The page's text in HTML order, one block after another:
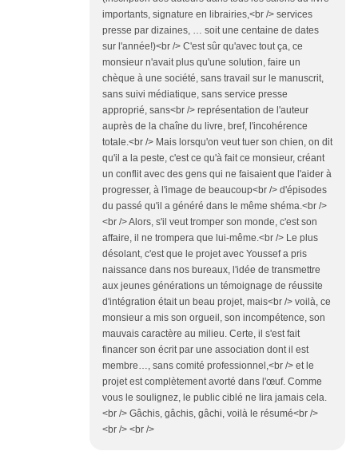
importants, signature en librairies,<br /> services
presse par dizaines, … soit une centaine de dates
sur l'année!)<br /> C'est sûr qu'avec tout ça, ce
monsieur n'avait plus qu'une solution, faire un
chèque à une société, sans travail sur le manuscrit,
sans suivi médiatique, sans service presse
approprié, sans<br /> représentation de l'auteur
auprès de la chaîne du livre, bref, l'incohérence
totale.<br /> Mais lorsqu'on veut tuer son chien, on dit
qu'il a la peste, c'est ce qu'à fait ce monsieur, créant
un conflit avec des gens qui ne faisaient que l'aider à
progresser, à l'image de beaucoup<br /> d'épisodes
du passé qu'il a généré dans le même shéma.<br />
<br /> Alors, s'il veut tromper son monde, c'est son
affaire, il ne trompera que lui-même.<br /> Le plus
désolant, c'est que le projet avec Youssef a pris
naissance dans nos bureaux, l'idée de transmettre
aux jeunes générations un témoignage de réussite
d'intégration était un beau projet, mais<br /> voilà, ce
monsieur a mis son orgueil, son incompétence, son
mauvais caractère au milieu. Certe, il s'est fait
financer son écrit par une association dont il est
membre…, sans comité professionnel,<br /> et le
projet est complètement avorté dans l'œuf. Comme
vous le soulignez, le public ciblé ne lira jamais cela.
<br /> Gâchis, gâchis, gâchi, voilà le résumé<br />
<br /> <br />